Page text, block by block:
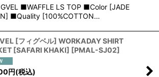
■WAFFLE LS TOP ■Color [JADE
■Quality [100%COTTON…
[フィグベル] WORKADAY SHIRT
[SAFARI KHAKI] [PMAL-SJ02]
円(税込)